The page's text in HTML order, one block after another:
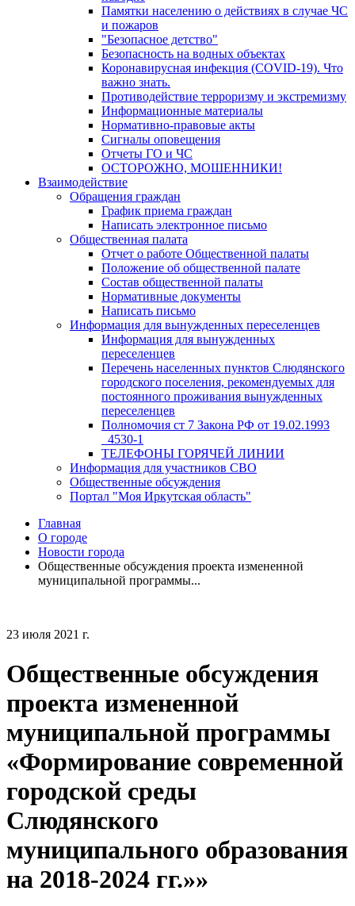
Памятки населению о действиях в случае ЧС
и пожаров
"Безопасное детство"
Безопасность на водных объектах
Коронавирусная инфекция (COVID-19). Что
важно знать.
Противодействие терроризму и экстремизму
Информационные материалы
Нормативно-правовые акты
Сигналы оповещения
Отчеты ГО и ЧС
ОСТОРОЖНО, МОШЕННИКИ!
Взаимодействие
Обращения граждан
График приема граждан
Написать электронное письмо
Общественная палата
Отчет о работе Общественной палаты
Положение об общественной палате
Состав общественной палаты
Нормативные документы
Написать письмо
Информация для вынужденных переселенцев
Информация для вынужденных
переселенцев
Перечень населенных пунктов Слюдянского
городского поселения, рекомендуемых для
постоянного проживания вынужденных
переселенцев
Полномочия ст 7 Закона РФ от 19.02.1993
_4530-1
ТЕЛЕФОНЫ ГОРЯЧЕЙ ЛИНИИ
Информация для участников СВО
Общественные обсуждения
Портал "Моя Иркутская область"
Главная
О городе
Новости города
Общественные обсуждения проекта измененной
муниципальной программы...
23 июля 2021 г.
Общественные обсуждения
проекта измененной
муниципальной программы
«Формирование современной
городской среды
Слюдянского
муниципального образования
на 2018-2024 гг.»»